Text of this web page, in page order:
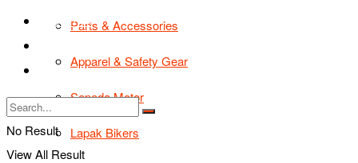
Parts & Accessories
Apparel & Safety Gear
Sepeda Motor
Lapak Bikers
TIPS & TRIK
Tentang Kami
No Result
View All Result